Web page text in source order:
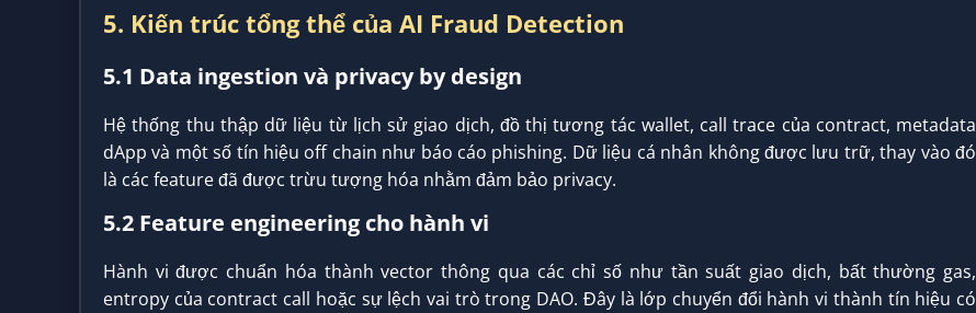
5. Kiến trúc tổng thể của AI Fraud Detection
5.1 Data ingestion và privacy by design
Hệ thống thu thập dữ liệu từ lịch sử giao dịch, đồ thị tương tác wallet, call trace của contract, metadata
dApp và một số tín hiệu off chain như báo cáo phishing. Dữ liệu cá nhân không được lưu trữ, thay vào đó
là các feature đã được trừu tượng hóa nhằm đảm bảo privacy.
5.2 Feature engineering cho hành vi
Hành vi được chuẩn hóa thành vector thông qua các chỉ số như tần suất giao dịch, bất thường gas,
entropy của contract call hoặc sự lệch vai trò trong DAO. Đây là lớp chuyển đổi hành vi thành tín hiệu có